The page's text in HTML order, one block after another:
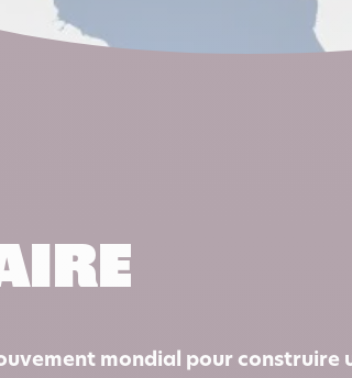
mondial pour construire